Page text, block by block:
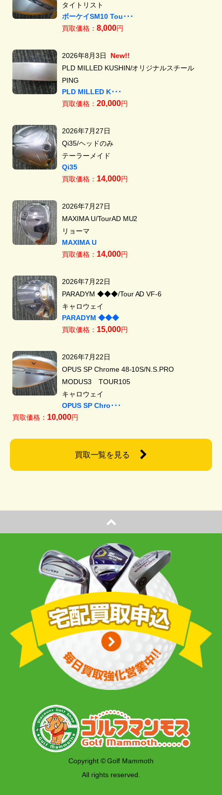
タイトリスト
ボーケイSM10 Tou･･･
買取価格： 8,000円
2026年8月3日
New!!
PLD MILLED KUSHIN/オリジナルスチール
PING
PLD MILLED K･･･
買取価格： 20,000円
2026年7月27日
Qi35/ヘッドのみ
テーラーメイド
Qi35
買取価格： 14,000円
2026年7月27日
MAXIMA U/TourAD MU2
リョーマ
MAXIMA U
買取価格： 14,000円
2026年7月22日
PARADYM ◆◆◆/Tour AD VF-6
キャロウェイ
PARADYM ◆◆◆
買取価格： 15,000円
2026年7月22日
OPUS SP Chrome 48-10S/N.S.PRO
MODUS3 TOUR105
キャロウェイ
OPUS SP Chro･･･
買取価格： 10,000円
買取一覧を見る
Copyright © Golf Mammoth
All rights reserved.